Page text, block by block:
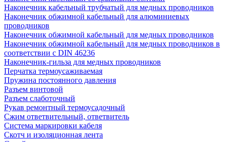
Наконечник кабельный трубчатый для медных проводников
Наконечник обжимной кабельный для алюминиевых
проводников
Наконечник обжимной кабельный для медных проводников
Наконечник обжимной кабельный для медных проводников в
соответствии с DIN 46236
Наконечник-гильза для медных проводников
Перчатка термоусаживаемая
Пружина постоянного давления
Разъем винтовой
Разъем слаботочный
Рукав ремонтный термоусадочный
Сжим ответвительный, ответвитель
Система маркировки кабеля
Скотч и изоляционная лента